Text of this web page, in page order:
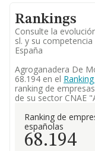
Rankings
Consulte la
sl. y su
España
Agroganadera De
68.194 en el
ranking de
de su sector CNAE
Ranking de
españolas
68.194